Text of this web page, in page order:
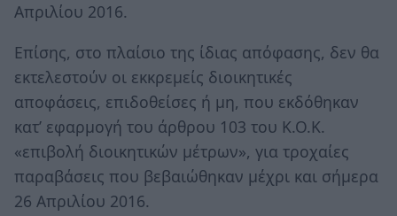
Απριλίου 2016.
Επίσης, στο πλαίσιο της ίδιας απόφασης, δεν θα
εκτελεστούν οι εκκρεμείς διοικητικές
αποφάσεις, επιδοθείσες ή μη, που εκδόθηκαν
κατ’ εφαρμογή του άρθρου 103 του Κ.Ο.Κ.
«επιβολή διοικητικών μέτρων», για τροχαίες
παραβάσεις που βεβαιώθηκαν μέχρι και σήμερα
26 Απριλίου 2016.